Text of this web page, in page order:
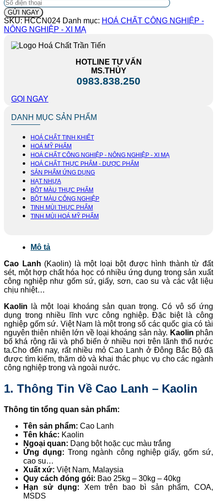
SKU: HCCN024 Danh mục: HOÁ CHẤT CÔNG NGHIỆP -
NÔNG NGHIỆP - XI MẠ
HOTLINE TƯ VẤN
MS.THỦY
0983.838.250
GỌI NGAY
DANH MỤC SẢN PHẨM
HOÁ CHẤT TINH KHIẾT
HOÁ MỸ PHẨM
HOÁ CHẤT CÔNG NGHIỆP - NÔNG NGHIỆP - XI MẠ
HOÁ CHẤT THỰC PHẨM - DƯỢC PHẨM
SẢN PHẨM ỨNG DỤNG
HẠT NHỰA
BỘT MÀU THỰC PHẨM
BỘT MÀU CÔNG NGHIỆP
TINH MÙI THỰC PHẨM
TINH MÙI HOÁ MỸ PHẨM
Mô tả
Cao Lanh (Kaolin) là một loại bột được hình thành từ đất
sét, một hợp chất hóa học có nhiều ứng dụng trong sản xuất
công nghiệp như gốm sứ, giấy, sơn, cao su và các vật liệu
chịu nhiệt…
Kaolin là một loại khoáng sản quan trọng. Có vô số ứng
dụng trong nhiều lĩnh vực công nghiệp. Đặc biệt là công
nghiệp gốm sứ. Việt Nam là một trong số các quốc gia có tài
nguyên thiên nhiên lớn về loại khoáng sản này. Kaolin phân
bố khá rộng rãi và phổ biến ở nhiều nơi trên lãnh thổ nước
ta.Cho đến nay, rất nhiều mỏ Cao Lanh ở Đông Bắc Bộ đã
được tìm kiếm, thăm dò và khai thác phục vụ cho các ngành
công nghiệp trong và ngoài nước.
1. Thông Tin Về Cao Lanh – Kaolin
Thông tin tổng quan sản phẩm:
Tên sản phẩm: Cao Lanh
Tên khác: Kaolin
Ngoại quan: Dạng bột hoặc cục màu trắng
Ứng dụng: Trong ngành công nghiệp giấy, gốm sứ,
cao su…
Xuất xứ: Việt Nam, Malaysia
Quy cách đóng gói: Bao 25kg – 30kg – 40kg
Hạn sử dụng: Xem trên bao bì sản phẩm, COA,
MSDS